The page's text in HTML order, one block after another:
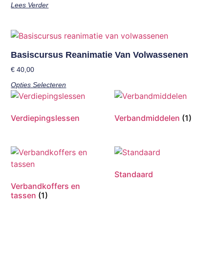
Lees Verder
Basiscursus Reanimatie Van Volwassenen
€ 40,00
Opties Selecteren
Verdiepingslessen Verbandmiddelen (1)
Verbandkoffers en
tassen (1)
Standaard